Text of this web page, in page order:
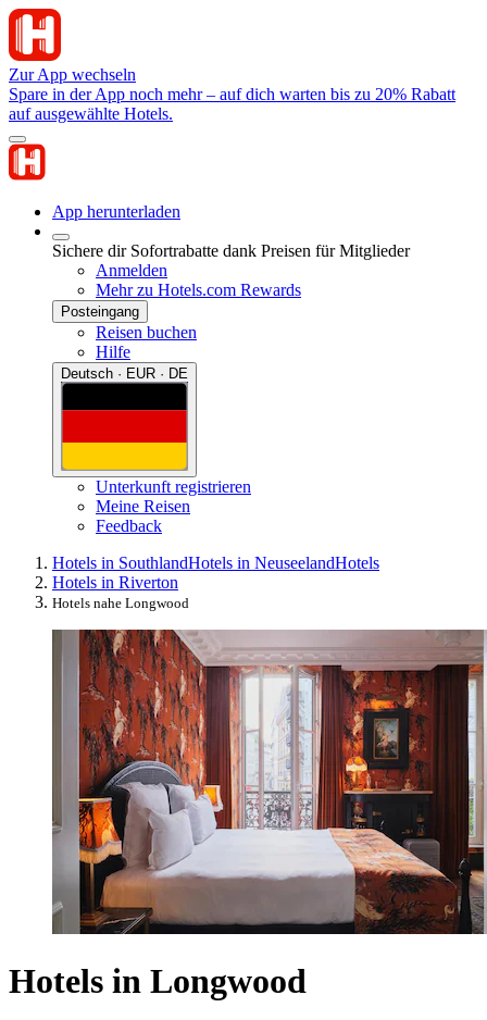
Zur App wechseln
Spare in der App noch mehr – auf dich warten bis zu 20% Rabatt
auf ausgewählte Hotels.
App herunterladen
Sichere dir Sofortrabatte dank Preisen für Mitglieder
Anmelden
Mehr zu Hotels.com Rewards
Posteingang
Reisen buchen
Hilfe
Deutsch · EUR · DE
Unterkunft registrieren
Meine Reisen
Feedback
Hotels in SouthlandHotels in NeuseelandHotels
Hotels in Riverton
Hotels nahe Longwood
Hotels in Longwood